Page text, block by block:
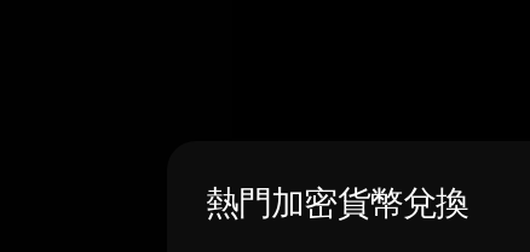
熱門加密貨幣兌換